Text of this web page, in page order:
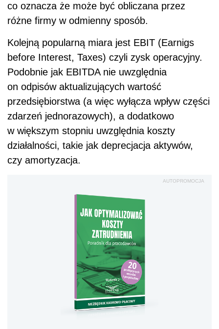
co oznacza że może być obliczana przez
różne firmy w odmienny sposób.
Kolejną popularną miara jest EBIT (Earnigs
before Interest, Taxes) czyli zysk operacyjny.
Podobnie jak EBITDA nie uwzględnia
on odpisów aktualizujących wartość
przedsiębiorstwa (a więc wyłącza wpływ części
zdarzeń jednorazowych), a dodatkowo
w większym stopniu uwzględnia koszty
działalności, takie jak deprecjacja aktywów,
czy amortyzacja.
AUTOPROMOCJA